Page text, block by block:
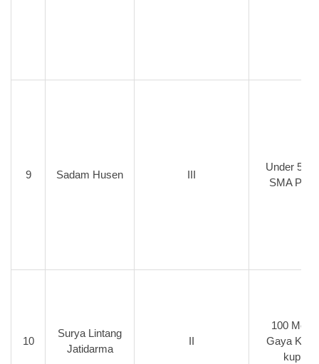
9 Sadam Husen III
Under 53
SMA Putra
10
Surya Lintang
Jatidarma
II
100 Meter
Gaya
kupu